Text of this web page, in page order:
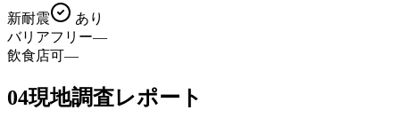
新耐震
あり
バリアフリー—
飲食店可—
04現地調査レポート